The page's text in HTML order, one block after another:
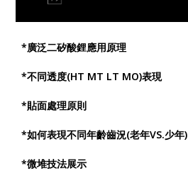
*廣泛二矽酸鋰應用原理
*不同透度(HT MT LT MO)表現
*貼面處理原則
*如何表現不同年齡齒況(老年VS.少年)
*微堆技法展示